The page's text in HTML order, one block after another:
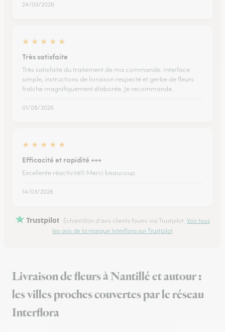
24/03/2026
★ ★ ★ ★ ★
Très satisfaite
Très satisfaite du traitement de ma commande. Interface
simple, instructions de livraison respecté et gerbe de fleurs
fraîche magnifiquement élaborée. Je recommande.
01/08/2026
★ ★ ★ ★ ★
Efficacité et rapidité +++
Excellente réactivité!!! Merci beaucoup.
14/03/2026
Trustpilot Échantillon d'avis clients fourni via Trustpilot. Voir tous
les avis de la marque Interflora sur Trustpilot
Livraison de fleurs à Nantillé et autour :
les villes proches couvertes par le réseau
Interflora